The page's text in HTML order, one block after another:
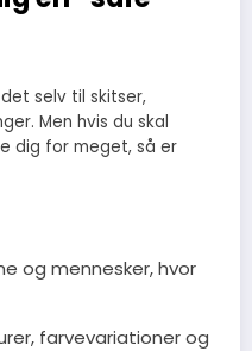
selv til skitser,
Men hvis du skal
dig for meget, så er
og mennesker, hvor
farvevariationer og